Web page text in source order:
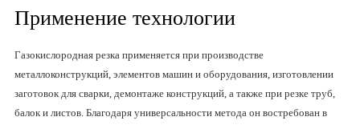
Применение технологии
Газокислородная резка применяется при производстве
металлоконструкций, элементов машин и оборудования, изготовлении
заготовок для сварки, демонтаже конструкций, а также при резке труб,
балок и листов. Благодаря универсальности метода он востребован в